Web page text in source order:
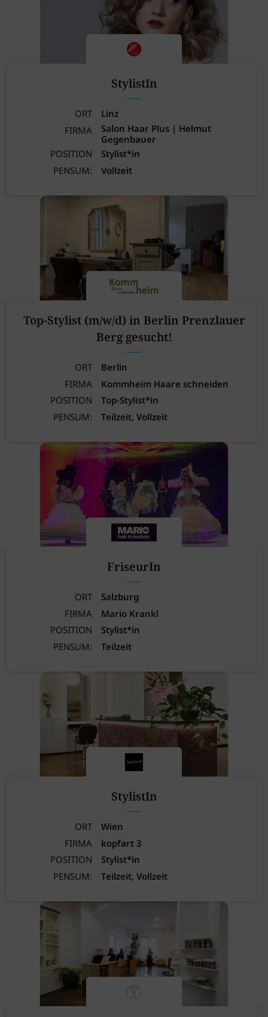
StylistIn
ORT
Linz
FIRMA
Salon Haar Plus | Helmut
Gegenbauer
POSITION
Stylist*in
PENSUM:
Vollzeit
Top-Stylist (m/w/d) in Berlin Prenzlauer
Berg gesucht!
ORT
Berlin
FIRMA
Kommheim Haare schneiden
POSITION
Top-Stylist*in
PENSUM:
Teilzeit, Vollzeit
FriseurIn
ORT
Salzburg
FIRMA
Mario Krankl
POSITION
Stylist*in
PENSUM:
Teilzeit
StylistIn
ORT
Wien
FIRMA
kopfart 3
POSITION
Stylist*in
PENSUM:
Teilzeit, Vollzeit